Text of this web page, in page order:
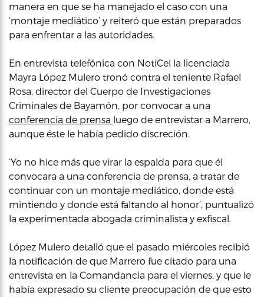
manera en que se ha manejado el caso con una
‘montaje mediático’ y reiteró que están preparados
para enfrentar a las autoridades.
En entrevista telefónica con NotiCel la licenciada
Mayra López Mulero tronó contra el teniente Rafael
Rosa, director del Cuerpo de Investigaciones
Criminales de Bayamón, por convocar a una
conferencia de prensa luego de entrevistar a Marrero,
aunque éste le había pedido discreción.
‘Yo no hice más que virar la espalda para que él
convocara a una conferencia de prensa, a tratar de
continuar con un montaje mediático, donde está
mintiendo y donde está faltando al honor’, puntualizó
la experimentada abogada criminalista y exfiscal.
López Mulero detalló que el pasado miércoles recibió
la notificación de que Marrero fue citado para una
entrevista en la Comandancia para el viernes, y que le
había expresado su cliente preocupación de que esto